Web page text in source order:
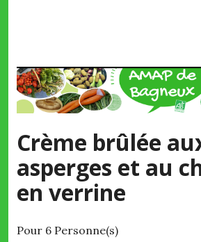
Crème brûlée
asperges et au
en verrine
Pour 6 Personne(s)